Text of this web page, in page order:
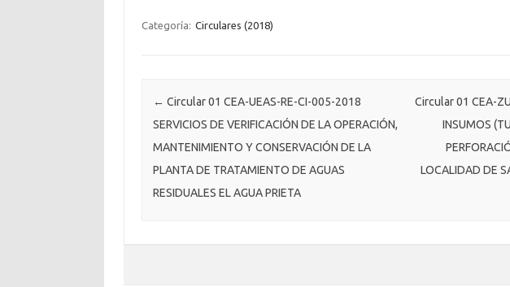
Categoría: Circulares (2018)
Post navigation
← Circular 01 CEA-UEAS-RE-CI-005-2018
SERVICIOS DE VERIFICACIÓN DE LA OPERACIÓN,
MANTENIMIENTO Y CONSERVACIÓN DE LA
PLANTA DE TRATAMIENTO DE AGUAS
RESIDUALES EL AGUA PRIETA
Circular 01 CEA-
INSUMOS
LOCALIDAD DE